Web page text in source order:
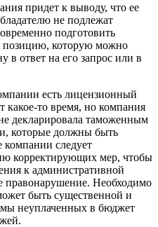
придет к выводу, что ее
не подлежат
подготовить
позицию, которую можно
в ответ на его запрос или в
есть лицензионный
какое-то время, но компания
декларировала таможенным
которые должны быть
следует
корректирующих мер, чтобы
к административной
правонарушение. Необходимо
быть существенной и
неуплаченных в бюджет